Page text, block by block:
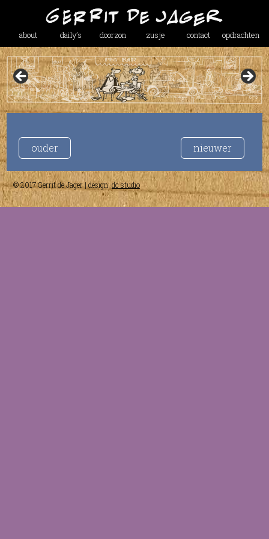
about daily’s doorzon zusje contact opdrachten
ouder nieuwer
© 2017 Gerrit de Jager | design:dc studio